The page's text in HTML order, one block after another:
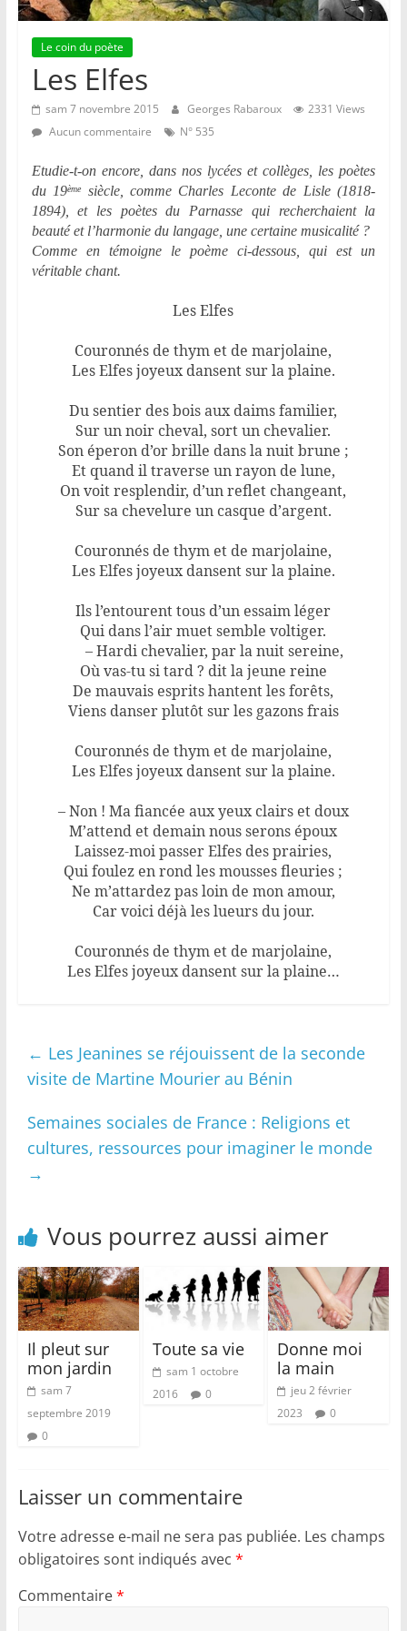
Le coin du poète
Les Elfes
sam 7 novembre 2015 Georges Rabaroux
2331 Views
Aucun commentaire
N° 535
Etudie-t-on encore, dans nos lycées et collèges, les poètes
du 19ème
siècle, comme Charles Leconte de Lisle (1818-
1894), et les poètes du Parnasse qui recherchaient la
beauté et l’harmonie du langage, une certaine musicalité ?
Comme en témoigne le poème ci-dessous, qui est un
véritable chant.
Les Elfes
Couronnés de thym et de marjolaine,
Les Elfes joyeux dansent sur la plaine.
Du sentier des bois aux daims familier,
Sur un noir cheval, sort un chevalier.
Son éperon d’or brille dans la nuit brune ;
Et quand il traverse un rayon de lune,
On voit resplendir, d’un reflet changeant,
Sur sa chevelure un casque d’argent.
Couronnés de thym et de marjolaine,
Les Elfes joyeux dansent sur la plaine.
Ils l’entourent tous d’un essaim léger
Qui dans l’air muet semble voltiger.
– Hardi chevalier, par la nuit sereine,
Où vas-tu si tard ? dit la jeune reine
De mauvais esprits hantent les forêts,
Viens danser plutôt sur les gazons frais
Couronnés de thym et de marjolaine,
Les Elfes joyeux dansent sur la plaine.
– Non ! Ma fiancée aux yeux clairs et doux
M’attend et demain nous serons époux
Laissez-moi passer Elfes des prairies,
Qui foulez en rond les mousses fleuries ;
Ne m’attardez pas loin de mon amour,
Car voici déjà les lueurs du jour.
Couronnés de thym et de marjolaine,
Les Elfes joyeux dansent sur la plaine…
← Les Jeanines se réjouissent de la seconde
visite de Martine Mourier au Bénin
Semaines sociales de France : Religions et
cultures, ressources pour imaginer le monde
→
Vous pourrez aussi aimer
Il pleut sur
mon jardin
sam 7
septembre 2019
0
Toute sa vie
sam 1 octobre
2016
0
Donne moi
la main
jeu 2 février
2023
0
Laisser un commentaire
Votre adresse e-mail ne sera pas publiée. Les champs
obligatoires sont indiqués avec *
Commentaire*